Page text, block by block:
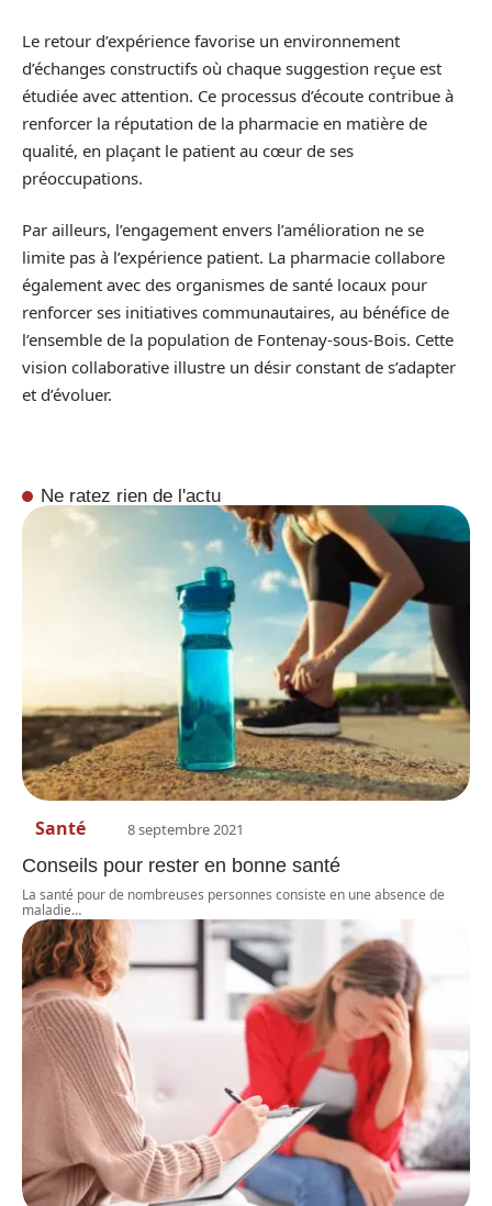
Le retour d’expérience favorise un environnement
d’échanges constructifs où chaque suggestion reçue est
étudiée avec attention. Ce processus d’écoute contribue à
renforcer la réputation de la pharmacie en matière de
qualité, en plaçant le patient au cœur de ses
préoccupations.
Par ailleurs, l’engagement envers l’amélioration ne se
limite pas à l’expérience patient. La pharmacie collabore
également avec des organismes de santé locaux pour
renforcer ses initiatives communautaires, au bénéfice de
l’ensemble de la population de Fontenay-sous-Bois. Cette
vision collaborative illustre un désir constant de s’adapter
et d’évoluer.
Ne ratez rien de l'actu
Santé 8 septembre 2021
Conseils pour rester en bonne santé
La santé pour de nombreuses personnes consiste en une absence de
maladie…